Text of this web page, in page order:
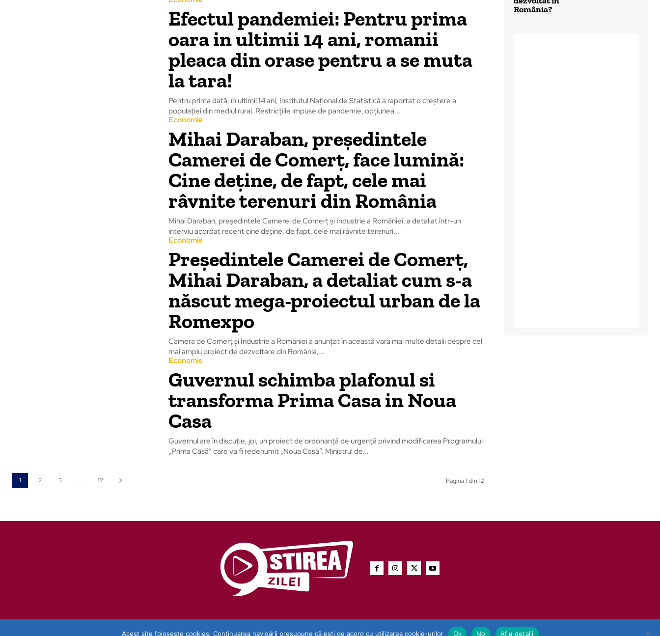
Efectul pandemiei: Pentru prima
oara in ultimii 14 ani, romanii
pleaca din orase pentru a se muta
la tara!
Pentru prima dată, în ultimii 14 ani, Institutul Național de Statistică a raportat o creștere a
populației din mediul rural. Restricțiile impuse de pandemie, opțiunea...
Economie
Mihai Daraban, președintele
Camerei de Comerț, face lumină:
Cine deține, de fapt, cele mai
râvnite terenuri din România
Mihai Daraban, președintele Camerei de Comerț și Industrie a României, a detaliat într-un
interviu acordat recent cine deține, de fapt, cele mai râvnite terenuri...
Economie
Președintele Camerei de Comerț,
Mihai Daraban, a detaliat cum s-a
născut mega-proiectul urban de la
Romexpo
Camera de Comerț și Industrie a României a anunțat în această vară mai multe detalii despre cel
mai amplu proiect de dezvoltare din România,...
Economie
Guvernul schimba plafonul si
transforma Prima Casa in Noua
Casa
Guvernul are în discuţie, joi, un proiect de ordonanţă de urgenţă privind modificarea Programului
„Prima Casă” care va fi redenumit „Noua Casă”. Ministrul de...
1 2 3 ... 12 Pagina 1 din 12
România?
Acest site folosește cookies. Continuarea navigării presupune că ești de acord cu utilizarea cookie-urilor Ok No Afla detalii